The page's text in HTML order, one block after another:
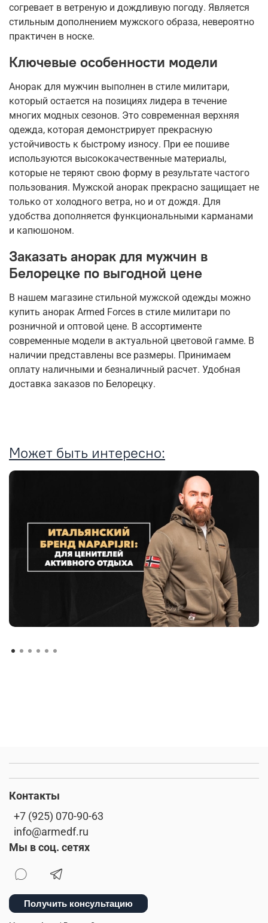
согревает в ветреную и дождливую погоду. Является
стильным дополнением мужского образа, невероятно
практичен в носке.
Ключевые особенности модели
Анорак для мужчин выполнен в стиле милитари,
который остается на позициях лидера в течение
многих модных сезонов. Это современная верхняя
одежда, которая демонстрирует прекрасную
устойчивость к быстрому износу. При ее пошиве
используются высококачественные материалы,
которые не теряют свою форму в результате частого
пользования. Мужской анорак прекрасно защищает не
только от холодного ветра, но и от дождя. Для
удобства дополняется функциональными карманами
и капюшоном.
Заказать анорак для мужчин в
Белорецке по выгодной цене
В нашем магазине стильной мужской одежды можно
купить анорак Armed Forces в стиле милитари по
розничной и оптовой цене. В ассортименте
современные модели в актуальной цветовой гамме. В
наличии представлены все размеры. Принимаем
оплату наличными и безналичный расчет. Удобная
доставка заказов по Белорецку.
Может быть интересно:
Контакты
+7 (925) 070-90-63
info@armedf.ru
Мы в соц. сетях
Получить консультацию